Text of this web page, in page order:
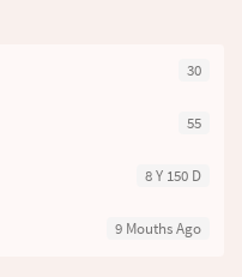
30
55
8 Y 150 D
9 Mouths Ago